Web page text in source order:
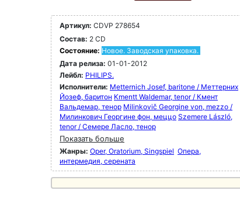
Артикул: CDVP 278654
Состав: 2 CD
Состояние: Новое. Заводская упаковка.
Дата релиза: 01-01-2012
Лейбл: PHILIPS.
Исполнители: Metternich Josef, baritone / Меттерних
Йозеф, баритон Kmentt Waldemar, tenor / Кмент
Вальдемар, тенор Milinkovič Georgine von, mezzo /
Милинкович Георгине фон, меццо Szemere László,
tenor / Семере Ласло, тенор
Показать больше
Жанры: Oper, Oratorium, Singspiel Опера,
интермедия, серената